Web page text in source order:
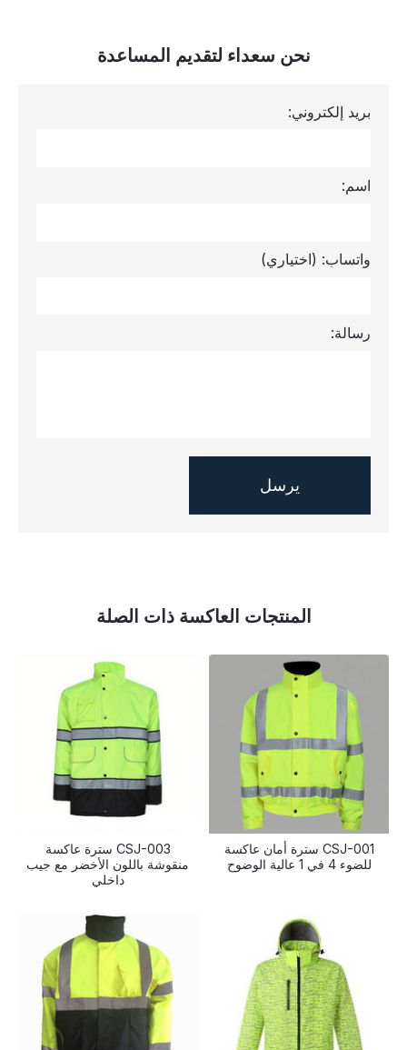
نحن سعداء لتقديم المساعدة
بريد إلكتروني:
اسم:
واتساب: (اختياري)
رسالة:
المنتجات العاكسة ذات الصلة
CSJ-001 سترة أمان عاكسة
للضوء 4 في 1 عالية الوضوح
CSJ-003 سترة عاكسة
منقوشة باللون الأخضر مع جيب
داخلي